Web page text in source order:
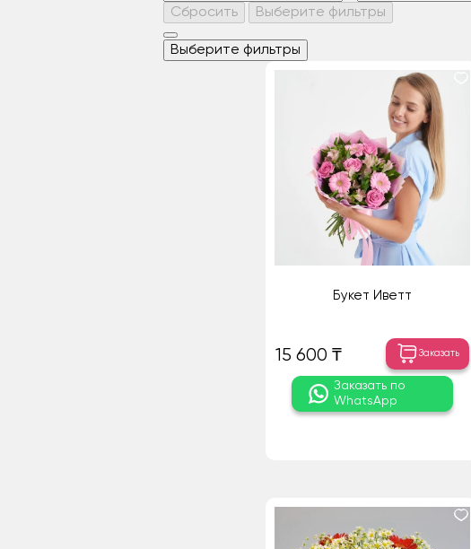
Сбросить
Выберите фильтры
Выберите фильтры
Букет Иветт
15 600 ₸ Заказать
Заказать по
WhatsApp